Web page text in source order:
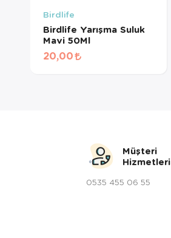
Birdlife
Birdlife Yarışma Suluk
Mavi 50Ml
20,00
Müşteri
Hizmetleri
0535 455 06 55